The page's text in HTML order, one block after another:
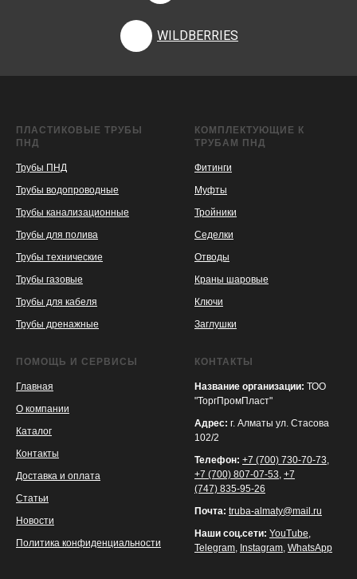
KASPI
SATU
WILDBERRIES
WILDBERRIES
ПЛАСТИКОВЫЕ ТРУБЫ
ПНД
Трубы ПНД
Трубы водопроводные
Трубы канализационные
Трубы для полива
Трубы технические
Трубы газовые
Трубы для кабеля
Трубы дренажные
КОМПЛЕКТУЮЩИЕ К
ТРУБАМ ПНД
Фитинги
Муфты
Тройники
Седелки
Отводы
Краны шаровые
Ключи
Заглушки
ПОМОЩЬ И СЕРВИСЫ
Главная
О компании
Каталог
Контакты
Доставка и оплата
Статьи
Новости
Политика конфиденциальности
КОНТАКТЫ
Название организации: ТОО
"ТоргПромПласт"
Адрес: г. Алматы ул. Стасова
102/2
Телефон: +7 (700) 730-70-73,
+7 (700) 807-07-53, +7
(747) 835-95-26
Почта: truba-almaty@mail.ru
Наши соц.сети: YouTube,
Telegram, Instagram, WhatsApp